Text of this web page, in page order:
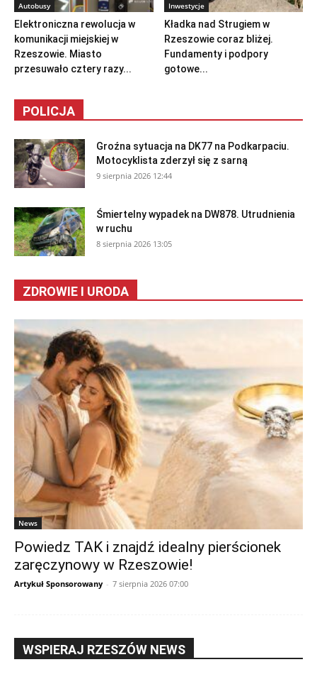
Autobusy
Elektroniczna rewolucja w
komunikacji miejskiej w
Rzeszowie. Miasto
przesuwało cztery razy...
Inwestycje
Kładka nad Strugiem w
Rzeszowie coraz bliżej.
Fundamenty i podpory
gotowe...
POLICJA
Groźna sytuacja na DK77 na Podkarpaciu.
Motocyklista zderzył się z sarną
9 sierpnia 2026 12:44
Śmiertelny wypadek na DW878. Utrudnienia
w ruchu
8 sierpnia 2026 13:05
ZDROWIE I URODA
News
Powiedz TAK i znajdź idealny pierścionek
zaręczynowy w Rzeszowie!
Artykuł Sponsorowany - 7 sierpnia 2026 07:00
WSPIERAJ RZESZÓW NEWS